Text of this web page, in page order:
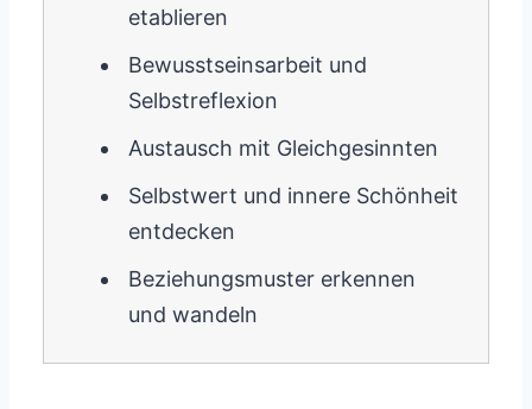
etablieren
Bewusstseinsarbeit und
Selbstreflexion
Austausch mit Gleichgesinnten
Selbstwert und innere Schönheit
entdecken
Beziehungsmuster erkennen
und wandeln